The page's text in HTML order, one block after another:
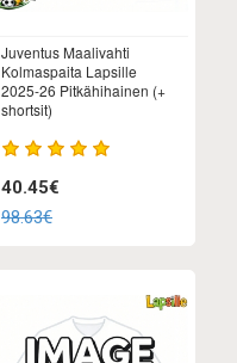
Juventus Maalivahti
Kolmaspaita Lapsille
2025-26 Pitkähihainen (+
shortsit)
40.45€
98.63€